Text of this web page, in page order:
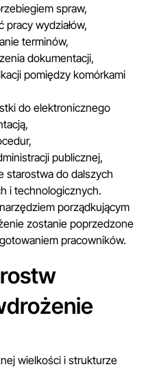
spraw,
wydziałów,
terminów,
dokumentacji,
pomiędzy komórkami
do elektronicznego
publicznej,
starostwa do dalszych
i technologicznych.
porządkującym
zostanie poprzedzone
pracowników.
wielkości i strukturze